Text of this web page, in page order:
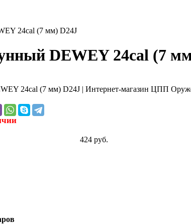
24cal (7 мм) D24J
DEWEY 24cal (7
424 руб.